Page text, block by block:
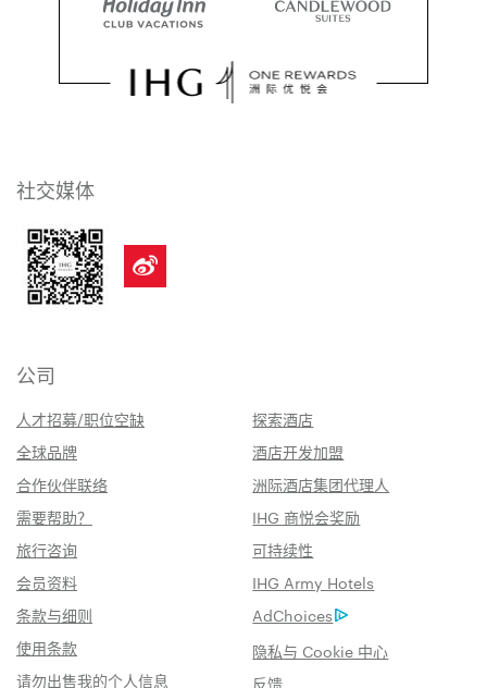
社交媒体
公司
人才招募/职位空缺
探索酒店
全球品牌
酒店开发加盟
合作伙伴联络
洲际酒店集团代理人
需要帮助？
IHG 商悦会奖励
旅行咨询
可持续性
会员资料
IHG Army Hotels
条款与细则
AdChoices
使用条款
隐私与 Cookie 中心
请勿出售我的个人信息